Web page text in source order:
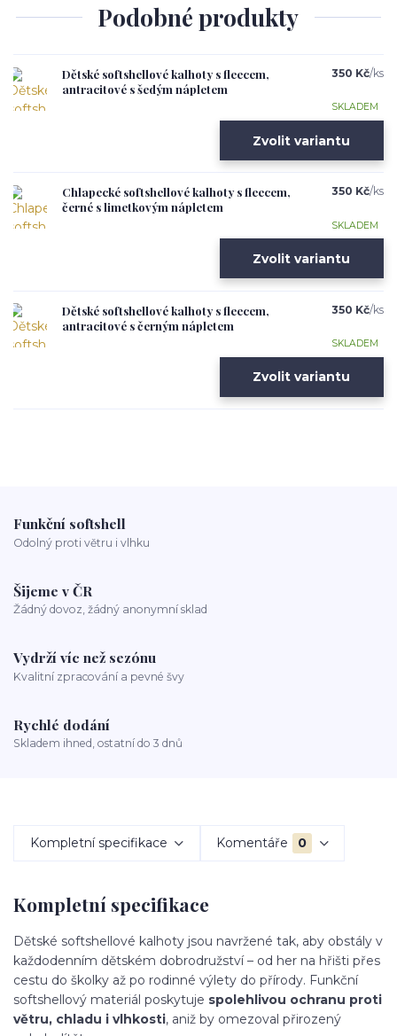
Podobné produkty
Dětské softshellové kalhoty s fleecem,
antracitové s šedým nápletem
350 Kč/ks
SKLADEM
Zvolit variantu
Chlapecké softshellové kalhoty s fleecem,
černé s limetkovým nápletem
350 Kč/ks
SKLADEM
Zvolit variantu
Dětské softshellové kalhoty s fleecem,
antracitové s černým nápletem
350 Kč/ks
SKLADEM
Zvolit variantu
Funkční softshell
Odolný proti větru i vlhku
Šijeme v ČR
Žádný dovoz, žádný anonymní sklad
Vydrží víc než sezónu
Kvalitní zpracování a pevné švy
Rychlé dodání
Skladem ihned, ostatní do 3 dnů
Kompletní specifikace Komentáře 0
Kompletní specifikace
Dětské softshellové kalhoty jsou navržené tak, aby obstály v
každodenním dětském dobrodružství – od her na hřišti přes
cestu do školky až po rodinné výlety do přírody. Funkční
softshellový materiál poskytuje spolehlivou ochranu proti
větru, chladu i vlhkosti, aniž by omezoval přirozený